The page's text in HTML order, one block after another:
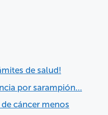
de salud!
por sarampión…
cáncer menos